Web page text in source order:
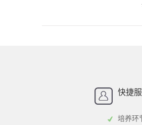
招办快捷
培养环